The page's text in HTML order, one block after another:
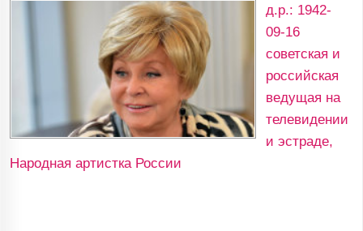
д.р.: 1942-
09-16
советская и
российская
ведущая на
телевидении
и эстраде,
Народная артистка России